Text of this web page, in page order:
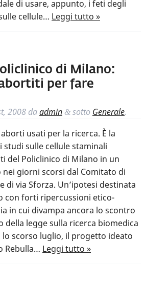
di usare, appunto, i feti degli
cellule… Leggi tutto »
di Milano:
per fare
2008 daadmin & sotto Generale.
usati per la ricerca. È la
sulle cellule staminali
del Policlinico di Milano in un
giorni scorsi dal Comitato di
di via Sforza. Un’ipotesi destinata
con forti ripercussioni etico-
in cui divampa ancora lo scontro
della legge sulla ricerca biomedica
lo scorso luglio, il progetto ideato
Rebulla… Leggi tutto »